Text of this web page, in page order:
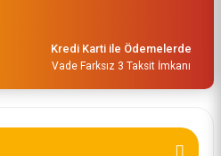
Kredi Karti ile Ödemelerde
Vade Farksız 3 Taksit İmkanı